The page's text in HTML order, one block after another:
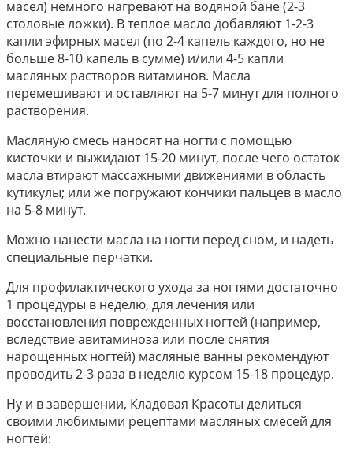
масел) немного нагревают на водяной бане (2-3
столовые ложки). В теплое масло добавляют 1-2-3
капли эфирных масел (по 2-4 капель каждого, но не
больше 8-10 капель в сумме) и/или 4-5 капли
масляных растворов витаминов. Масла
перемешивают и оставляют на 5-7 минут для полного
растворения.
Масляную смесь наносят на ногти с помощью
кисточки и выжидают 15-20 минут, после чего остаток
масла втирают массажными движениями в область
кутикулы; или же погружают кончики пальцев в масло
на 5-8 минут.
Можно нанести масла на ногти перед сном, и надеть
специальные перчатки.
Для профилактического ухода за ногтями достаточно
1 процедуры в неделю, для лечения или
восстановления поврежденных ногтей (например,
вследствие авитаминоза или после снятия
нарощенных ногтей) масляные ванны рекомендуют
проводить 2-3 раза в неделю курсом 15-18 процедур.
Ну и в завершении, Кладовая Красоты делиться
своими любимыми рецептами масляных смесей для
ногтей: